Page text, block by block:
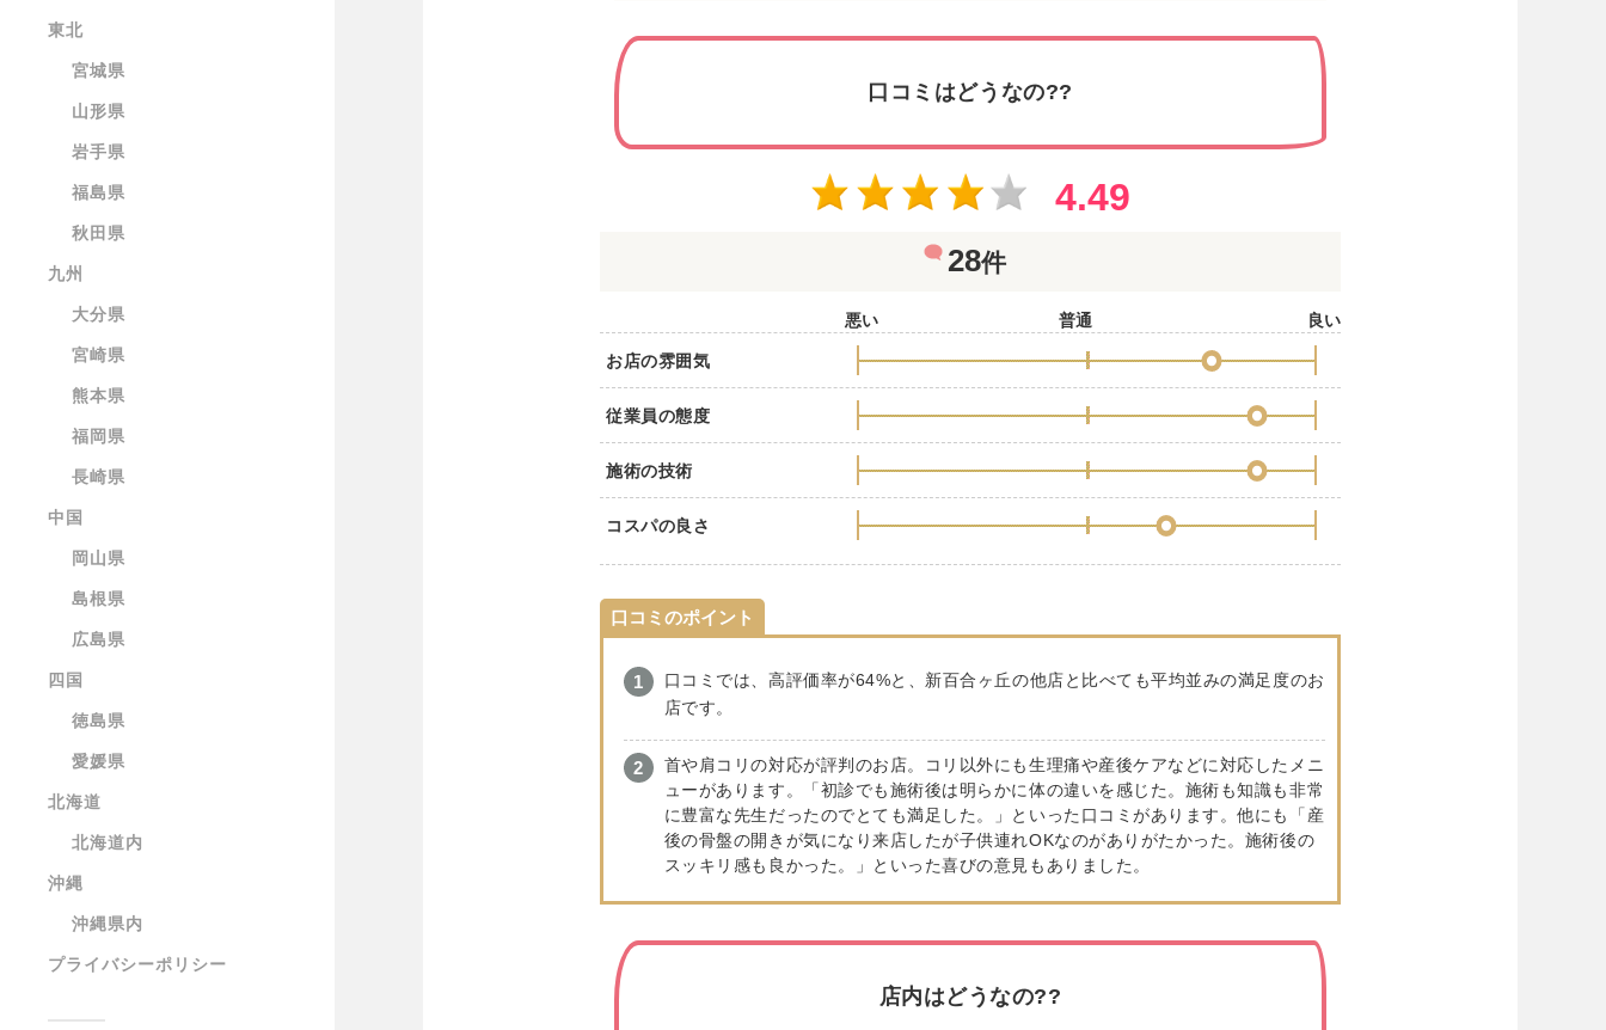
東北
宮城県
山形県
岩手県
福島県
秋田県
九州
大分県
宮崎県
熊本県
福岡県
長崎県
中国
岡山県
島根県
広島県
四国
徳島県
愛媛県
北海道
北海道内
沖縄
沖縄県内
プライバシーポリシー
口コミはどうなの??
4.49
28件
悪い 普通 良い
お店の雰囲気
従業員の態度
施術の技術
コスパの良さ
口コミのポイント
口コミでは、高評価率が64%と、新百合ヶ丘の他店と比べても平均並みの満足度のお
店です。
首や肩コリの対応が評判のお店。コリ以外にも生理痛や産後ケアなどに対応したメニ
ューがあります。「初診でも施術後は明らかに体の違いを感じた。施術も知識も非常
に豊富な先生だったのでとても満足した。」といった口コミがあります。他にも「産
後の骨盤の開きが気になり来店したが子供連れOKなのがありがたかった。施術後の
スッキリ感も良かった。」といった喜びの意見もありました。
店内はどうなの??